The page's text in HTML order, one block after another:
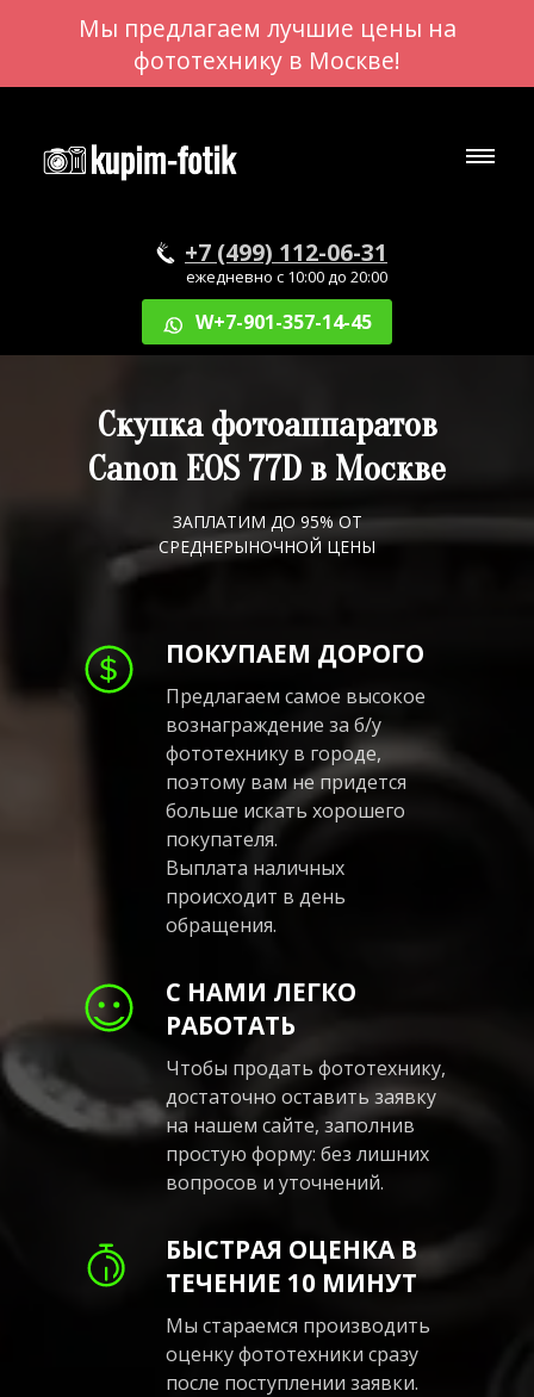
Мы предлагаем лучшие цены на
фототехнику в Москве!
+7 (499) 112-06-31
ежедневно с 10:00 до 20:00
W+7-901-357-14-45
Скупка фотоаппаратов
Canon EOS 77D в Москве
ЗАПЛАТИМ ДО 95% ОТ
СРЕДНЕРЫНОЧНОЙ ЦЕНЫ
ПОКУПАЕМ ДОРОГО
Предлагаем самое высокое
вознаграждение за б/у
фототехнику в городе,
поэтому вам не придется
больше искать хорошего
покупателя.
Выплата наличных
происходит в день
обращения.
С НАМИ ЛЕГКО
РАБОТАТЬ
Чтобы продать фототехнику,
достаточно оставить заявку
на нашем сайте, заполнив
простую форму: без лишних
вопросов и уточнений.
БЫСТРАЯ ОЦЕНКА В
ТЕЧЕНИЕ 10 МИНУТ
Мы стараемся производить
оценку фототехники сразу
после поступлении заявки.